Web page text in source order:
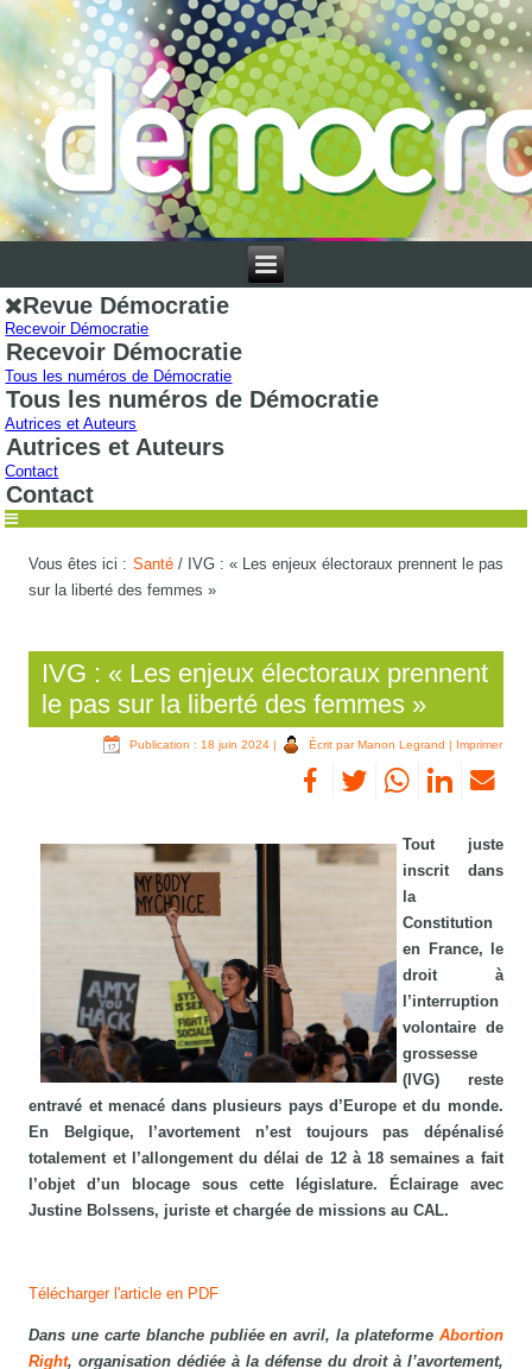
Revue Démocratie
Recevoir Démocratie
Recevoir Démocratie
Tous les numéros de Démocratie
Tous les numéros de Démocratie
Autrices et Auteurs
Autrices et Auteurs
Contact
Contact
Vous êtes ici : Santé/ IVG : « Les enjeux électoraux prennent le pas
sur la liberté des femmes »
IVG : « Les enjeux électoraux prennent
le pas sur la liberté des femmes »
Publication : 18 juin 2024| Écrit par Manon Legrand | Imprimer
Tout juste
inscrit dans
la
Constitution
en France, le
droit à
l’interruption
volontaire de
grossesse
(IVG) reste
entravé et menacé dans plusieurs pays d’Europe et du monde.
En Belgique, l’avortement n’est toujours pas dépénalisé
totalement et l’allongement du délai de 12 à 18 semaines a fait
l’objet d’un blocage sous cette législature. Éclairage avec
Justine Bolssens, juriste et chargée de missions au CAL.
Télécharger l'article en PDF
Dans une carte blanche publiée en avril, la plateforme Abortion
Right, organisation dédiée à la défense du droit à l’avortement,